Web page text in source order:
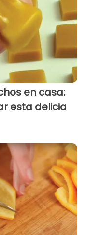
en casa:
esta delicia